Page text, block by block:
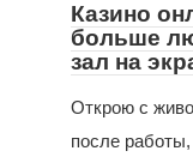
Казино
больше
зал на
Открою с
после